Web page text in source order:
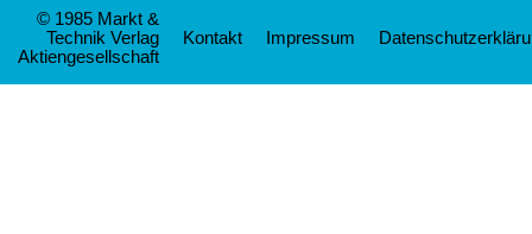
© 1985 Markt &
Technik Verlag
Aktiengesellschaft
Kontakt Impressum